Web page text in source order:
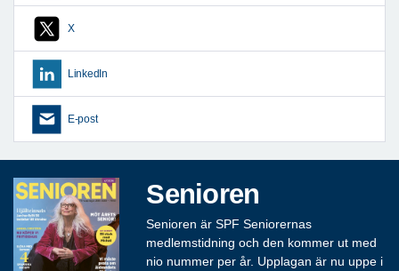
X
LinkedIn
E-post
Senioren
Senioren är SPF Seniorernas
medlemstidning och den kommer ut med
nio nummer per år. Upplagan är nu uppe i